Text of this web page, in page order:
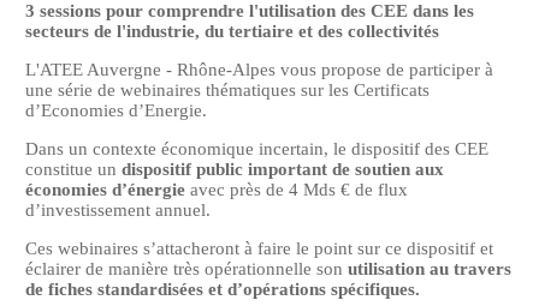
3 sessions pour comprendre l'utilisation des CEE dans les
secteurs de l'industrie, du tertiaire et des collectivités
L'ATEE Auvergne - Rhône-Alpes vous propose de participer à
une série de webinaires thématiques sur les Certificats
d’Economies d’Energie.
Dans un contexte économique incertain, le dispositif des CEE
constitue undispositif public important de soutien aux
économies d’énergie avec près de 4 Mds € de flux
d’investissement annuel.
Ces webinaires s’attacheront à faire le point sur ce dispositif et
éclairer de manière très opérationnelle sonutilisation au travers
de fiches standardisées et d’opérations spécifiques.